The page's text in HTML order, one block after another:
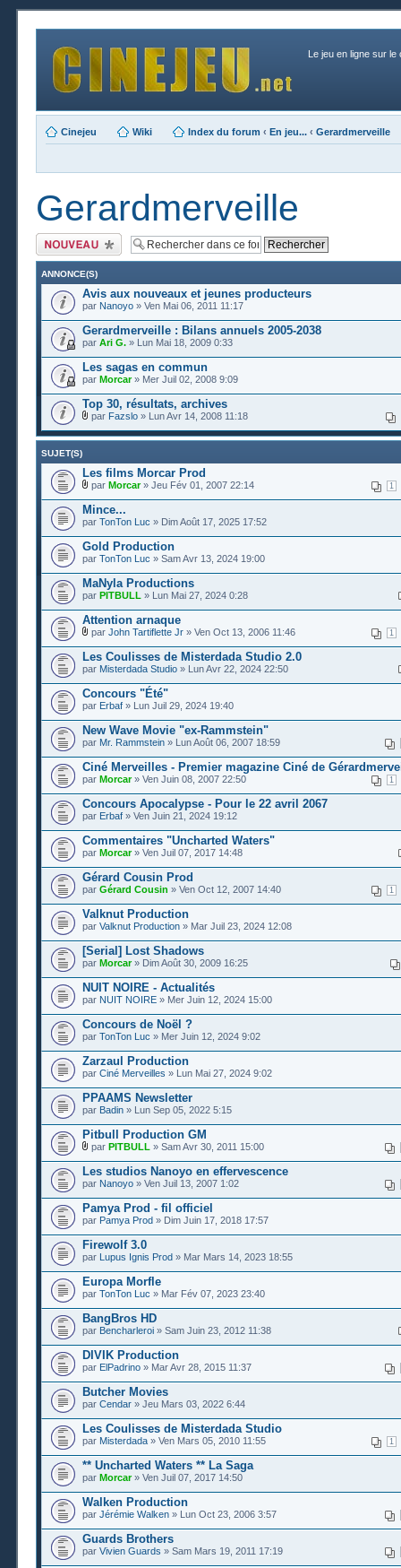
Le jeu en ligne sur le
Cinejeu Wiki Index du forum ‹ En jeu... ‹ Gerardmerveille
Gerardmerveille
Publier un nouveau
sujet
ANNONCE(S)
Avis aux nouveaux et jeunes producteurs
par Nanoyo » Ven Mai 06, 2011 11:17
Gerardmerveille : Bilans annuels 2005-2038
par Ari G. » Lun Mai 18, 2009 0:33
Les sagas en commun
par Morcar» Mer Juil 02, 2008 9:09
Top 30, résultats, archives
par Fazslo » Lun Avr 14, 2008 11:18
SUJET(S)
Les films Morcar Prod
1
par Morcar» Jeu Fév 01, 2007 22:14
Mince...
par TonTon Luc » Dim Août 17, 2025 17:52
Gold Production
par TonTon Luc » Sam Avr 13, 2024 19:00
MaNyla Productions
par PITBULL » Lun Mai 27, 2024 0:28
Attention arnaque
1
par John Tartiflette Jr » Ven Oct 13, 2006 11:46
Les Coulisses de Misterdada Studio 2.0
par Misterdada Studio » Lun Avr 22, 2024 22:50
Concours "Été"
par Erbaf » Lun Juil 29, 2024 19:40
New Wave Movie "ex-Rammstein"
par Mr. Rammstein » Lun Août 06, 2007 18:59
Ciné Merveilles - Premier magazine Ciné de
1
par Morcar» Ven Juin 08, 2007 22:50
Concours Apocalypse - Pour le 22 avril 2067
par Erbaf » Ven Juin 21, 2024 19:12
Commentaires "Uncharted Waters"
par Morcar» Ven Juil 07, 2017 14:48
Gérard Cousin Prod
1
par Gérard Cousin » Ven Oct 12, 2007 14:40
Valknut Production
par Valknut Production » Mar Juil 23, 2024 12:08
[Serial] Lost Shadows
par Morcar» Dim Août 30, 2009 16:25
NUIT NOIRE - Actualités
par NUIT NOIRE » Mer Juin 12, 2024 15:00
Concours de Noël ?
par TonTon Luc » Mer Juin 12, 2024 9:02
Zarzaul Production
par Ciné Merveilles » Lun Mai 27, 2024 9:02
PPAAMS Newsletter
par Badin » Lun Sep 05, 2022 5:15
Pitbull Production GM
par PITBULL » Sam Avr 30, 2011 15:00
Les studios Nanoyo en effervescence
par Nanoyo » Ven Juil 13, 2007 1:02
Pamya Prod - fil officiel
par Pamya Prod » Dim Juin 17, 2018 17:57
Firewolf 3.0
par Lupus Ignis Prod » Mar Mars 14, 2023 18:55
Europa Morfle
par TonTon Luc » Mar Fév 07, 2023 23:40
BangBros HD
par Bencharleroi » Sam Juin 23, 2012 11:38
DIVIK Production
par ElPadrino » Mar Avr 28, 2015 11:37
Butcher Movies
par Cendar » Jeu Mars 03, 2022 6:44
Les Coulisses de Misterdada Studio
1
par Misterdada » Ven Mars 05, 2010 11:55
** Uncharted Waters ** La Saga
par Morcar» Ven Juil 07, 2017 14:50
Walken Production
par Jérémie Walken » Lun Oct 23, 2006 3:57
Guards Brothers
par Vivien Guards » Sam Mars 19, 2011 17:19